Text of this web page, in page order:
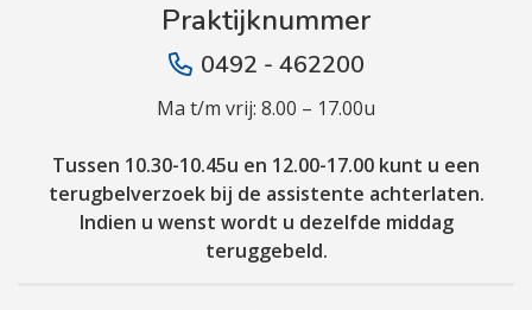
Praktijknummer
0492 - 462200
Ma t/m vrij: 8.00 – 17.00u
Tussen 10.30-10.45u en 12.00-17.00 kunt u een
terugbelverzoek bij de assistente achterlaten.
Indien u wenst wordt u dezelfde middag
teruggebeld.